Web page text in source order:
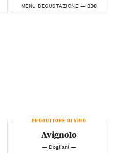
MENU DEGUSTAZIONE — 33€
PRODUTTORE DI VINO
Avignolo
— Dogliani —